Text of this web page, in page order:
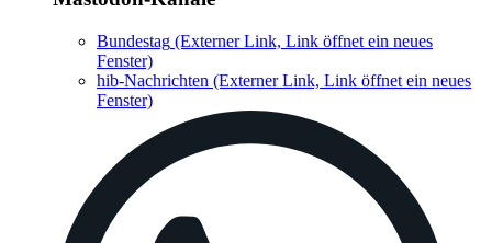
Bundestag (Externer Link, Link öffnet ein neues
Fenster)
hib-Nachrichten (Externer Link, Link öffnet ein neues
Fenster)